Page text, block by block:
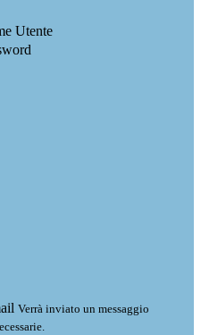
Utente
Verrà inviato un messaggio